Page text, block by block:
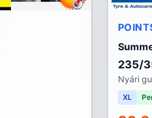
235/
Nyári
XL